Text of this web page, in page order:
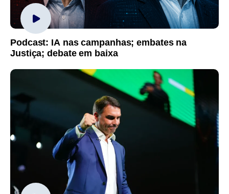
Podcast: IA nas campanhas; embates na
Justiça; debate em baixa